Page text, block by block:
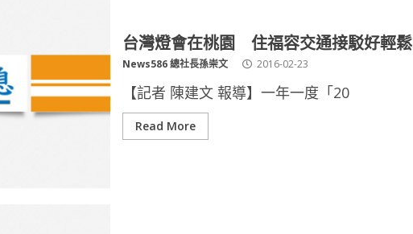
台灣燈會在桃園 住福容交通接駁好輕鬆
News586 總社長孫崇文 2016-02-23
【記者 陳建文 報導】一年一度「20
Read More